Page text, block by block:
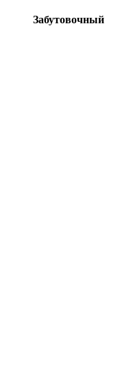
Забутовочный